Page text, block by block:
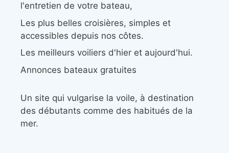
l'entretien de votre bateau,
Les plus belles croisières, simples et
accessibles depuis nos côtes.
Les meilleurs voiliers d'hier et aujourd'hui.
Annonces bateaux gratuites
Un site qui vulgarise la voile, à destination
des débutants comme des habitués de la
mer.